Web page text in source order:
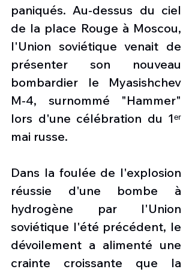
paniqués. Au-dessus du ciel
de la place Rouge à Moscou,
l'Union soviétique venait de
présenter son nouveau
bombardier le Myasishchev
M-4, surnommé "Hammer"
lors d'une célébration du 1ᵉʳ
mai russe.
Dans la foulée de l'explosion
réussie d'une bombe à
hydrogène par l'Union
soviétique l'été précédent, le
dévoilement a alimenté une
crainte croissante que la